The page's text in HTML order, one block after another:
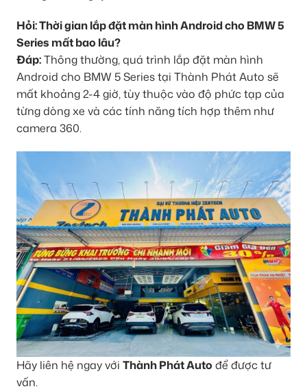
Hỏi: Thời gian lắp đặt màn hình Android cho BMW 5
Series mất bao lâu?
Đáp:Thông thường, quá trình lắp đặt màn hình
Android cho BMW 5 Series tại Thành Phát Auto sẽ
mất khoảng 2-4 giờ, tùy thuộc vào độ phức tạp của
từng dòng xe và các tính năng tích hợp thêm như
camera 360.
Hãy liên hệ ngay với Thành Phát Auto để được tư
vấn.